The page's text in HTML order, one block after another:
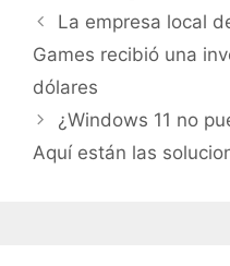
a
e
g
o
r
La empresa local
Games recibió una
dólares
¿Windows 11 no
Aquí están las